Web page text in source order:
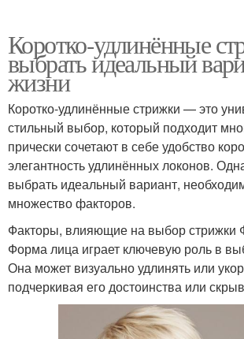
Коротко-удлинённые
выбрать идеальный
жизни
Коротко-удлинённые стрижки — это
стильный выбор, который подходит
прически сочетают в себе удобство
элегантность удлинённых локонов.
выбрать идеальный вариант,
множество факторов.
Факторы, влияющие на выбор стрижки
Форма лица играет ключевую роль в
Она может визуально удлинять или
подчеркивая его достоинства или